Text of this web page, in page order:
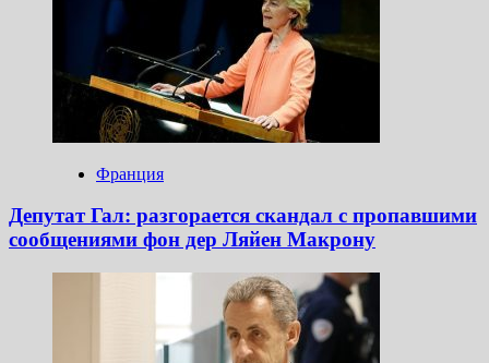
Франция
Депутат Гал: разгорается скандал с пропавшими
сообщениями фон дер Ляйен Макрону